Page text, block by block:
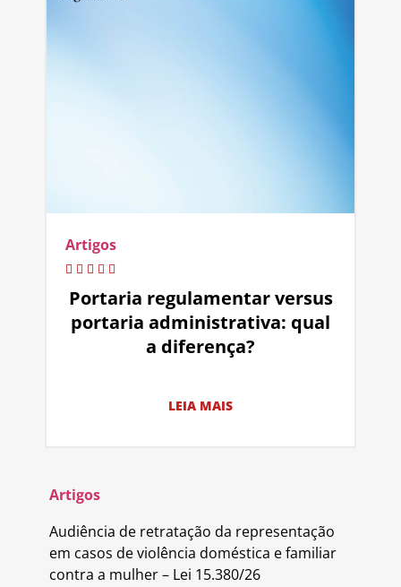
Artigos
Portaria regulamentar versus
portaria administrativa: qual
a diferença?
LEIA MAIS
Artigos
Audiência de retratação da representação
em casos de violência doméstica e familiar
contra a mulher – Lei 15.380/26